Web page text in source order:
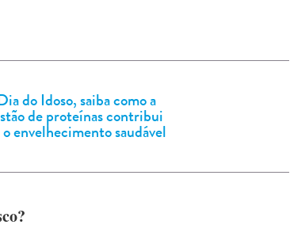
do Idoso, saiba como a
de proteínas contribui
o envelhecimento saudável